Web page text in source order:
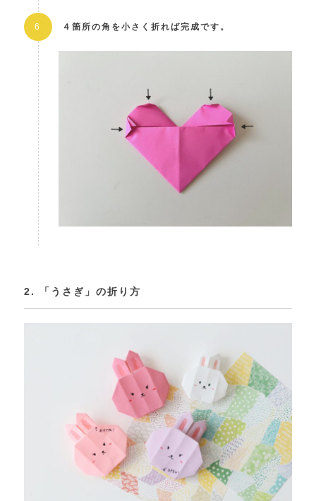
４箇所の角を小さく折れば完成です。
2. 「うさぎ」の折り方